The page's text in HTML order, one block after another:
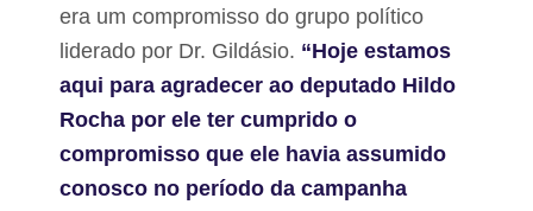
era um compromisso do grupo político
liderado por Dr. Gildásio. “Hoje estamos
aqui para agradecer ao deputado Hildo
Rocha por ele ter cumprido o
compromisso que ele havia assumido
conosco no período da campanha